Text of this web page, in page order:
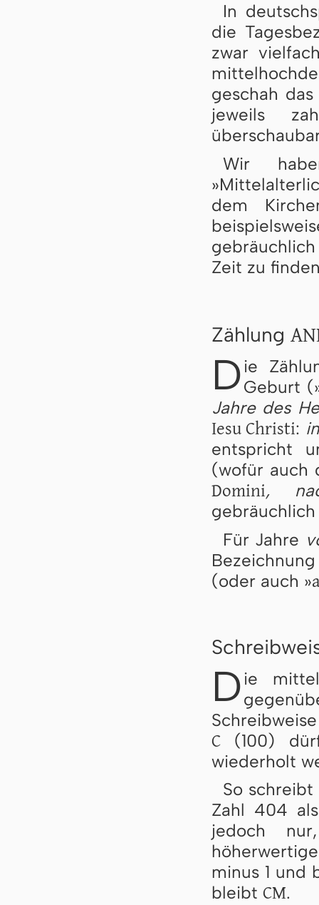
In
die
zwar
geschah
jeweils
Wir
dem
Zeit zu
Zählung
D ie
Geburt
Jahre des
Iesu Christi:
entspricht
(wofür auch
Domini,
Für Jahre
(oder auch »
D ie
C(100)
wiederholt
So
Zahl 404
jedoch
minus 1
bleibt CM.